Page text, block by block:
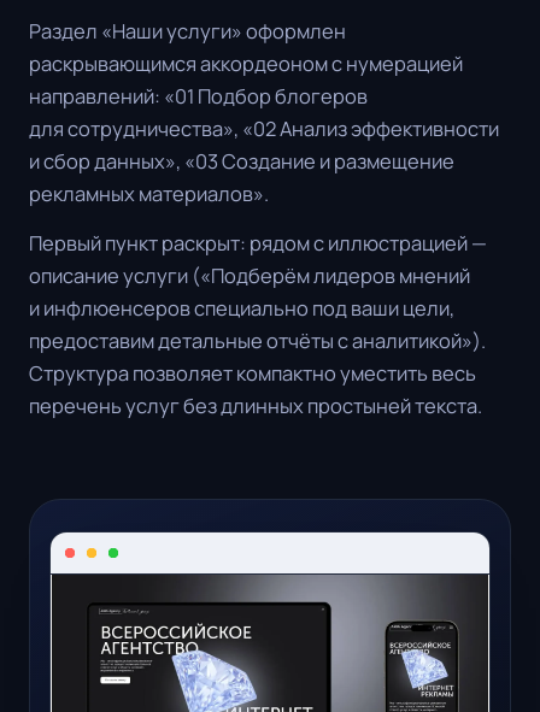
Раздел «Наши услуги» оформлен
раскрывающимся аккордеоном с нумерацией
направлений: «01 Подбор блогеров
для сотрудничества», «02 Анализ эффективности
и сбор данных», «03 Создание и размещение
рекламных материалов».
Первый пункт раскрыт: рядом с иллюстрацией —
описание услуги («Подберём лидеров мнений
и инфлюенсеров специально под ваши цели,
предоставим детальные отчёты с аналитикой»).
Структура позволяет компактно уместить весь
перечень услуг без длинных простыней текста.